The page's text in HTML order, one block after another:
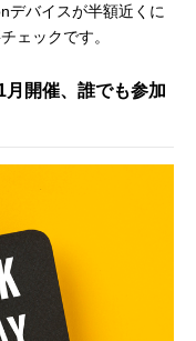
デバイスが半額近くに
ェックです。
開催、誰でも参加